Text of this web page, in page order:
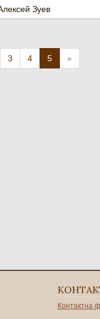
Зуев
3 4 5 »
Контактна